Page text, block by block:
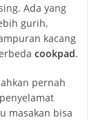
Ada yang
gurih,
kacang
cookpad.
pernah
masakan bisa